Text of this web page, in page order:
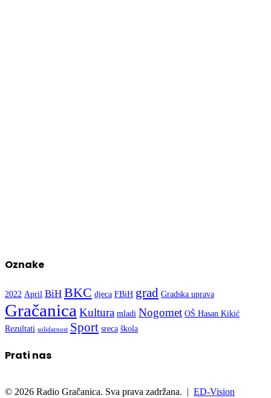
Oznake
2022 April BiH BKC djeca FBiH grad Gradska uprava
GračanicaKultura mladi Nogomet OŠ Hasan Kikić
Rezultati solidarnost Sport sreca škola
Prati nas
© 2026 Radio Gračanica. Sva prava zadržana. | ED-Vision